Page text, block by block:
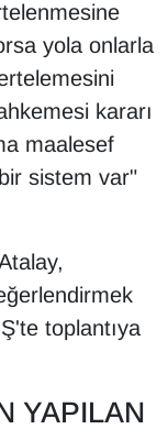
yola onlarla
kararı
maalesef
sistem var"
toplantıya
YAPILAN